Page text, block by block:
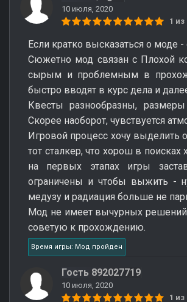
10 июля, 2020
1
Если кратко высказаться о моде
Сюжетно мод связан с Плохой
сырым и проблемным в
быстро вводят в курс дела и
Квесты разнообразны,
Скорее наоборот, чувствуется
Игровой процесс хочу выделить
тот сталкер, что хорош в
на первых этапах игры
ограничены и чтобы выжить -
медузу и радиация больше не
Мод не имеет вычурных решений
советую к прохождению.
Время игры: Мод пройден
Гость 892027719
10 июля, 2020
1